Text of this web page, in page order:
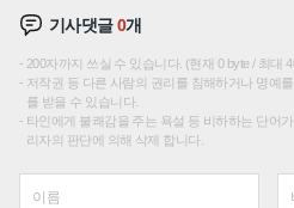
기사댓글0개
200자까지 쓰실 수 있습니다. (현재 0 byte / 최대
저작권 등 다른 사람의 권리를 침해하거나 명예
를 받을 수 있습니다.
타인에게 불쾌감을 주는 욕설 등 비하하는 단어
리자의 판단에 의해 삭제 합니다.